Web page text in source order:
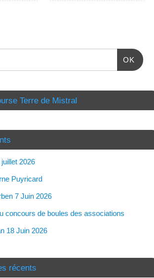
OK
Terre de Mistral
2026
Puyricard
7 Juin 2026
concours de boules des associations
18 Juin 2026
récents